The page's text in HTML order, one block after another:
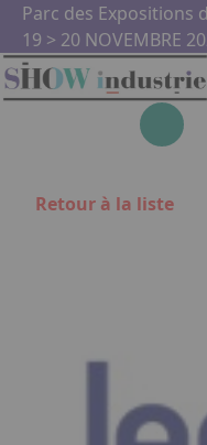
Aller au contenu
Parc des Expositions
19 > 20 NOVEMBRE
Retour à la liste
Panneau de gestion des